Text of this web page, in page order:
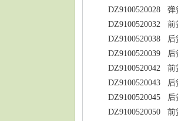
DZ9100520028 弹
DZ9100520032 前
DZ9100520038
DZ9100520039
DZ9100520042 前
DZ9100520043
DZ9100520045
DZ9100520050 前